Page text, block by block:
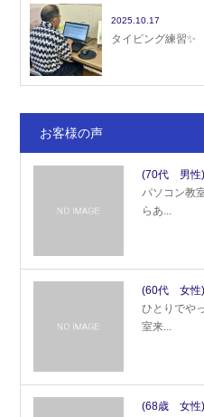
2025.10.17
タイピング練習✨
お客様の声
(70代 男性)
パソコン教
らあ...
(60代 女性)
ひとりでや
室来...
(68歳 女性)